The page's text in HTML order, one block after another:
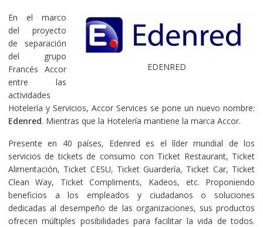
EDENRED
En el marco
del proyecto
de separación
del grupo
Francés Accor
entre las
actividades
Hotelería y Servicios, Accor Services se pone un nuevo nombre:
Edenred. Mientras que la Hotelería mantiene la marca Accor.
Presente en 40 países, Edenred es el líder mundial de los
servicios de tickets de consumo con Ticket Restaurant, Ticket
Alimentación, Ticket CESU, Ticket Guardería, Ticket Car, Ticket
Clean Way, Ticket Compliments, Kadeos, etc. Proponiendo
beneficios a los empleados y ciudadanos o soluciones
dedicadas al desempeño de las organizaciones, sus productos
ofrecen múltiples posibilidades para facilitar la vida de todos.